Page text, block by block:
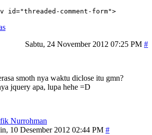
id="threaded-comment-form">
Sabtu, 24 November 2012 07:25 PM
smoth nya waktu diclose itu gmn?
jquery apa, lupa hehe =D
Nurrohman
10 Desember 2012 02:44 PM